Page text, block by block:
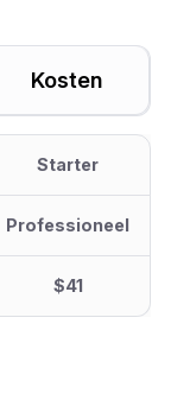
Kosten
Starter
Professioneel
$41